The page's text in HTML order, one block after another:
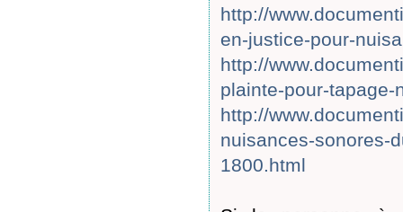
http://
en-justice-pour-
http://
plainte-pour-tapage-
http://
nuisances-sonores-
1800.html